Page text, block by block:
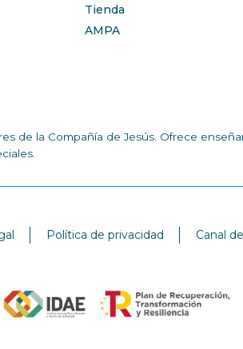
Tienda
AMPA
de la Compañía de Jesús. Ofrece
Política de privacidad Canal